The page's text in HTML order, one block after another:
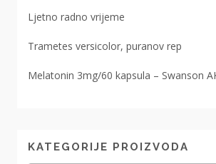
Ljetno radno vrijeme
Trametes versicolor, puranov rep
Melatonin 3mg/60 kapsula – Swanson
KATEGORIJE PROIZVODA